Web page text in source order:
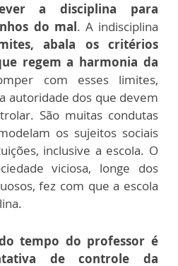
a disciplina para
do mal. A indisciplina
abala os critérios
regem a harmonia da
com esses limites,
autoridade dos que devem
São muitas condutas
os sujeitos sociais
inclusive a escola. O
viciosa, longe dos
fez com que a escola
tempo do professor é
de controle da